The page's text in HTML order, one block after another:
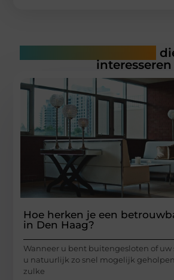
interesseren
Hoe herken je een
in Den Haag?
Wanneer u bent buitengesloten of uw
u natuurlijk zo snel mogelijk
zulke